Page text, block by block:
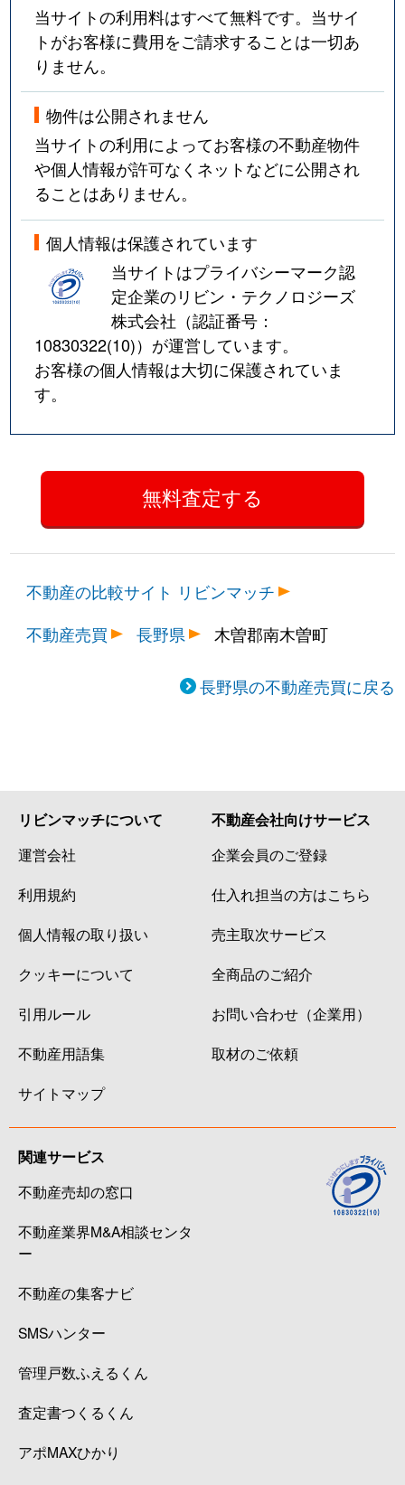
当サイトの利用料はすべて無料です。当サイ
トがお客様に費用をご請求することは一切あ
りません。
物件は公開されません
当サイトの利用によってお客様の不動産物件
や個人情報が許可なくネットなどに公開され
ることはありません。
個人情報は保護されています
当サイトはプライバシーマーク認
定企業のリビン・テクノロジーズ
株式会社（認証番号：
10830322(10)）が運営しています。
お客様の個人情報は大切に保護されていま
す。
不動産の比較サイト リビンマッチ
不動産売買
長野県 木曽郡南木曽町
長野県の不動産売買に戻る
リビンマッチについて
運営会社
利用規約
個人情報の取り扱い
クッキーについて
引用ルール
不動産用語集
サイトマップ
不動産会社向けサービス
企業会員のご登録
仕入れ担当の方はこちら
売主取次サービス
全商品のご紹介
お問い合わせ（企業用）
取材のご依頼
関連サービス
不動産売却の窓口
不動産業界M&A相談センタ
ー
不動産の集客ナビ
SMSハンター
管理戸数ふえるくん
査定書つくるくん
アポMAXひかり